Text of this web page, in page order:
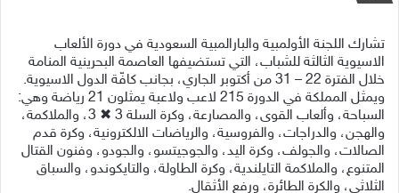
تشارك اللجنة الأولمبية والبارالمبية السعودية في دورة الألعاب
الاسيوية الثالثة للشباب، التي تستضيفها العاصمة البحرينية المنامة
خلال الفترة 22 – 31 من أكتوبر الجاري، بجانب كافّة الدول الاسيوية.
ويمثل المملكة في الدورة 215 لاعب ولاعبة يمثلون 21 رياضة وهي:
السباحة، وألعاب القوى، والمصارعة، وكرة السلة 3 ✖ 3، والملاكمة،
والهجن، والدراجات، والفروسية، والرياضات الالكترونية، وكرة قدم
الصالات، والجولف، وكرة اليد، والجوجيتسو، والجودو، وفنون القتال
المتنوع، والملاكمة التايلندية، وكرة الطاولة، والتايكوندو، والسباق
الثلاثي، والكرة الطائرة، ورفع الأثقال.